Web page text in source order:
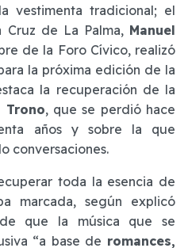
vestimenta tradicional; el
Cruz de La Palma, Manuel
de la Foro Cívico, realizó
la próxima edición de la
la recuperación de la
Trono, que se perdió hace
años y sobre la que
conversaciones.
toda la esencia de
marcada, según explicó
que la música que se
“a base de romances,